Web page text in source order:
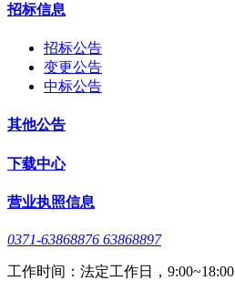
招标信息
招标公告
变更公告
中标公告
其他公告
下载中心
营业执照信息
0371-63868876 63868897
工作时间：法定工作日，9:00~18:00